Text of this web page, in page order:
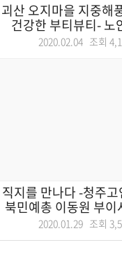
괴산 오지마을 지중해
건강한 부티뷰티- 노
2020.02.04 조회
직지를 만나다 -청주
북민예총 이동원 부
2020.01.29 조회